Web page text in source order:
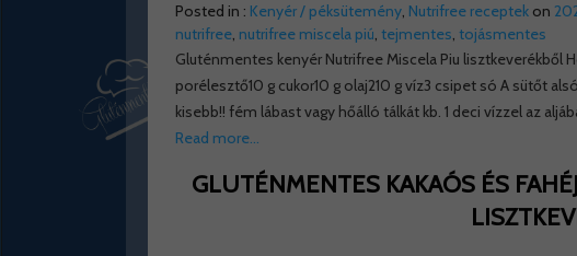
Posted in : Kenyér / péksütemény, Nutrifree receptek on
nutrifree, nutrifree miscela piú, tejmentes, tojásmentes
Gluténmentes kenyér Nutrifree Miscela Piu lisztkeverékből
porélesztő10 g cukor10 g olaj210 g víz3 csipet só A sütőt
kisebb!! fém lábast vagy hőálló tálkát kb. 1 deci vízzel az
Read more…
GLUTÉNMENTES KAKAÓS ÉS